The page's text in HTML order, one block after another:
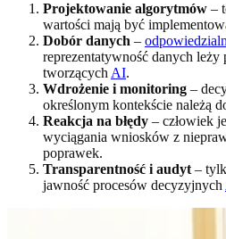
Projektowanie algorytmów –
wartości mają być
Dobór danych –
reprezentatywność danych leży
tworzących AI.
Wdrożenie i monitoring –
określonym kontekście należą
Reakcja na błędy – człowiek
wyciągania wniosków z
poprawek.
Transparentność i audyt –
jawność procesów decyzyjnych